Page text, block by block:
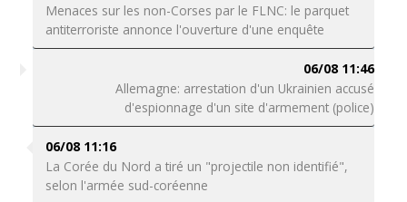
Menaces sur les non-Corses par le FLNC: le parquet
antiterroriste annonce l'ouverture d'une enquête
06/08 11:46
Allemagne: arrestation d'un Ukrainien accusé
d'espionnage d'un site d'armement (police)
06/08 11:16
La Corée du Nord a tiré un "projectile non identifié",
selon l'armée sud-coréenne